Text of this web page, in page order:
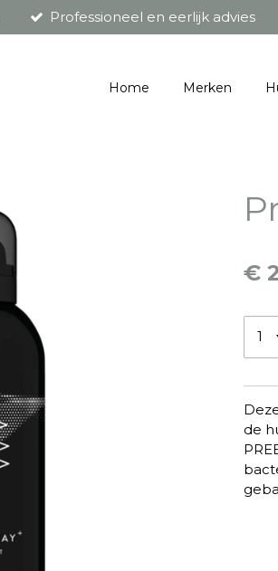
Professioneel en eerlijk advies
Home Merken
€
de